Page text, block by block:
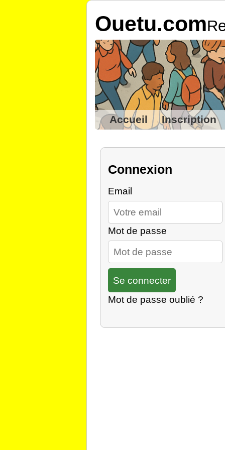
Ouetu.com
Accueil Inscription
Connexion
Email
Mot de passe
Mot de passe oublié ?